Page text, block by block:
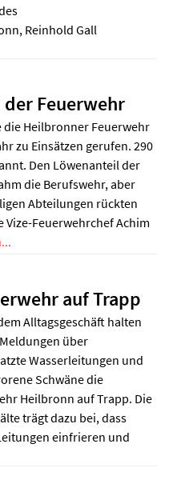
Reinhold Gall
Feuerwehr
die Heilbronner Feuerwehr
zu Einsätzen gerufen. 290
Den Löwenanteil der
die Berufswehr, aber
Abteilungen rückten
Vize-Feuerwehrchef Achim
auf Trapp
Alltagsgeschäft halten
über
Wasserleitungen und
Schwäne die
Heilbronn auf Trapp. Die
trägt dazu bei, dass
einfrieren und